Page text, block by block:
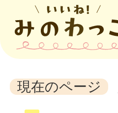
現在のページ